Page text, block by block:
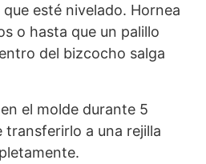
esté nivelado. Hornea
o hasta que un palillo
del bizcocho salga
el molde durante 5
transferirlo a una rejilla